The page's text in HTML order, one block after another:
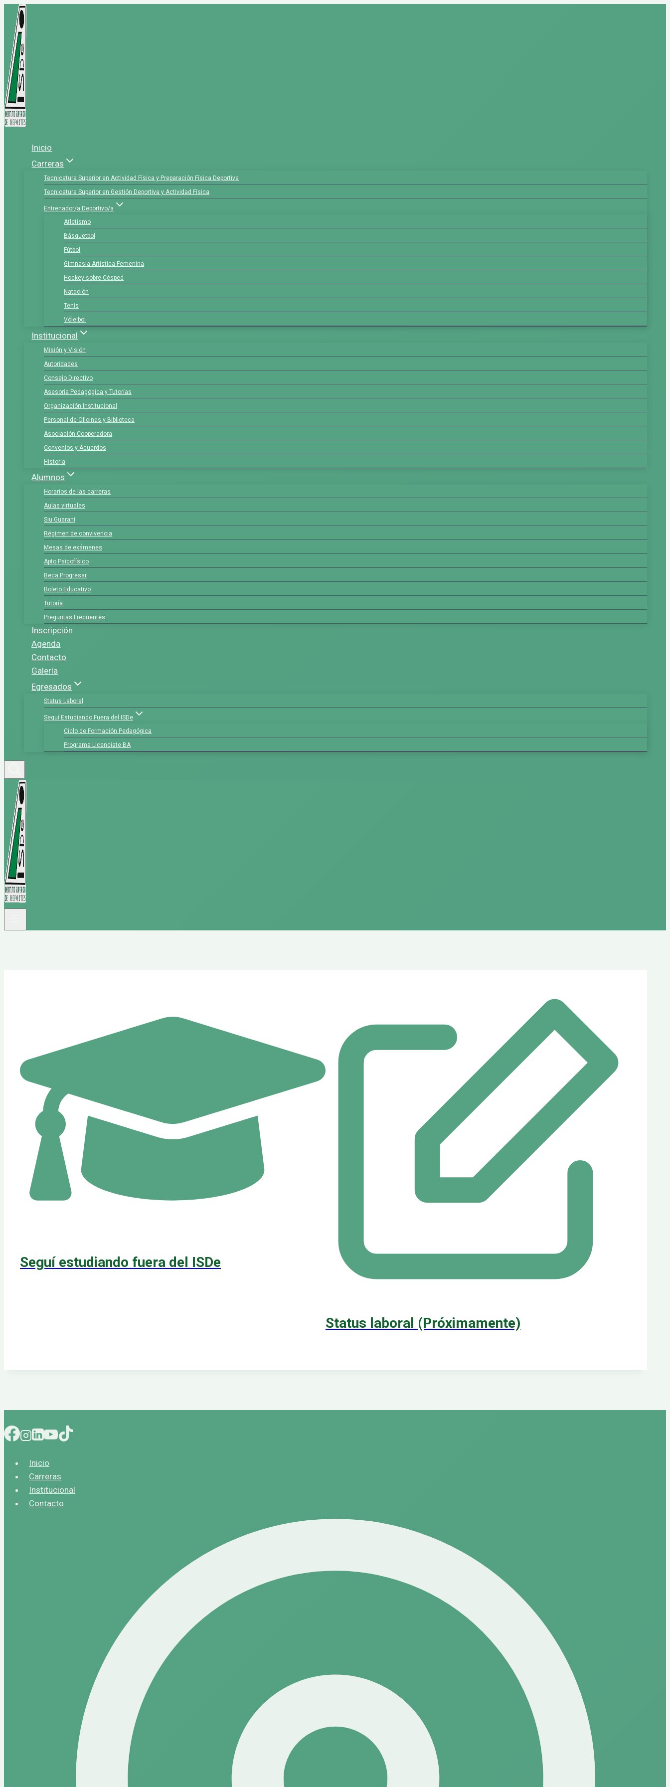
Saltar
contenido
Inicio
Carreras
Tecnicatura Superior en Actividad Física y Preparación Física Deportiva
Tecnicatura Superior en Gestión Deportiva y Actividad Física
Entrenador/a Deportivo/a
Atletismo
Básquetbol
Fútbol
Gimnasia Artística Femenina
Hockey sobre Césped
Natación
Tenis
Vóleibol
Institucional
Misión y Visión
Autoridades
Consejo Directivo
Asesoría Pedagógica y Tutorías
Organización Institucional
Personal de Oficinas y Biblioteca
Asociación Cooperadora
Convenios y Acuerdos
Historia
Alumnos
Horarios de las carreras
Aulas virtuales
Siu Guaraní
Régimen de convivencia
Mesas de exámenes
Apto Psicofísico
Beca Progresar
Boleto Educativo
Tutoría
Preguntas Frecuentes
Inscripción
Agenda
Contacto
Galería
Egresados
Status Laboral
Seguí Estudiando Fuera del ISDe
Ciclo de Formación Pedagógica
Programa Licenciate BA
Seguí estudiando fuera del ISDe
Status laboral (Próximamente)
Inicio
Carreras
Institucional
Contacto